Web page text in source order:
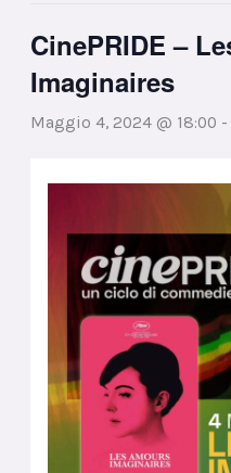
CinePRIDE –
Imaginaires
Maggio 4, 2024 @ 18:00